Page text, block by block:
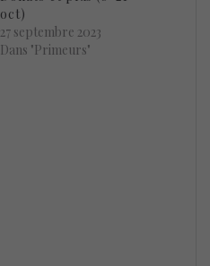
oct)
27 septembre 2023
Dans "Primeurs"